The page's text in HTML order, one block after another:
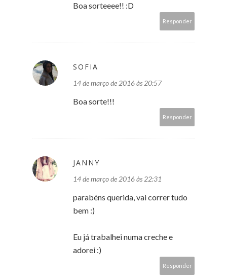
Boa sorteeee!! :D
Responder
SOFIA
14 de março de 2016 às 20:57
Boa sorte!!!
Responder
JANNY
14 de março de 2016 às 22:31
parabéns querida, vai correr tudo
bem :)
Eu já trabalhei numa creche e
adorei :)
Responder